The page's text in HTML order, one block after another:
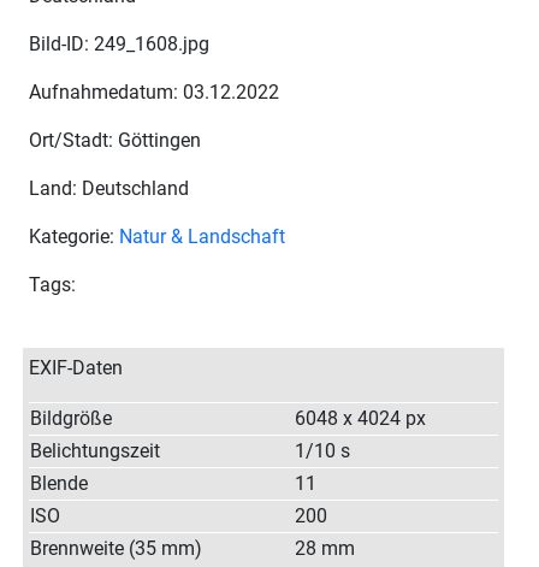
Bild-ID: 249_1608.jpg
Aufnahmedatum: 03.12.2022
Ort/Stadt: Göttingen
Land: Deutschland
Kategorie: Natur & Landschaft
Tags:
EXIF-Daten
Bildgröße
6048 x 4024 px
Belichtungszeit
1/10 s
Blende
11
ISO
200
Brennweite (35 mm)
28 mm